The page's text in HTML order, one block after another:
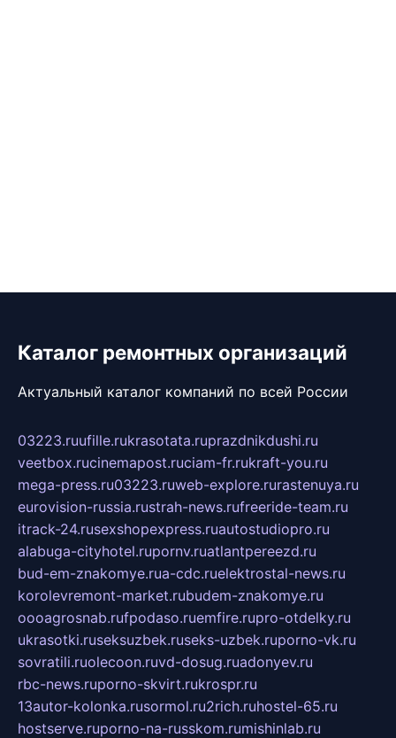
Каталог ремонтных организаций
Актуальный каталог компаний по всей России
03223.ruufille.rukrasotata.ruprazdnikdushi.ru
veetbox.rucinemapost.ruciam-fr.rukraft-you.ru
mega-press.ru03223.ruweb-explore.rurastenuya.ru
eurovision-russia.rustrah-news.rufreeride-team.ru
itrack-24.rusexshopexpress.ruautostudiopro.ru
alabuga-cityhotel.rupornv.ruatlantpereezd.ru
bud-em-znakomye.rua-cdc.ruelektrostal-news.ru
korolevremont-market.rubudem-znakomye.ru
oooagrosnab.rufpodaso.ruemfire.rupro-otdelky.ru
ukrasotki.ruseksuzbek.ruseks-uzbek.ruporno-vk.ru
sovratili.ruolecoon.ruvd-dosug.ruadonyev.ru
rbc-news.ruporno-skvirt.rukrospr.ru
13autor-kolonka.rusormol.ru2rich.ruhostel-65.ru
hostserve.ruporno-na-russkom.rumishinlab.ru